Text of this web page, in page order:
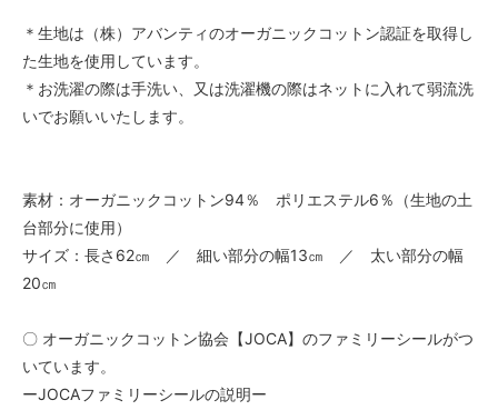
＊生地は（株）アバンティのオーガニックコットン認証を取得し
た生地を使用しています。
＊お洗濯の際は手洗い、又は洗濯機の際はネットに入れて弱流洗
いでお願いいたします。
素材：オーガニックコットン94％ ポリエステル6％（生地の土
台部分に使用）
サイズ：長さ62㎝ ／ 細い部分の幅13㎝ ／ 太い部分の幅
20㎝
〇 オーガニックコットン協会【JOCA】のファミリーシールがつ
いています。
ーJOCAファミリーシールの説明ー